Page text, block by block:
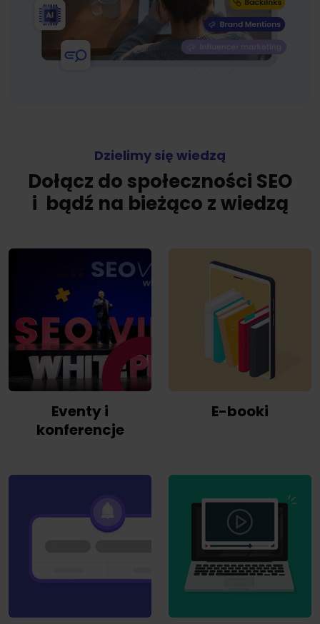
Dzielimy się wiedzą
Dołącz do społeczności SEO
i bądź na bieżąco z wiedzą
Eventy i
konferencje
E-booki